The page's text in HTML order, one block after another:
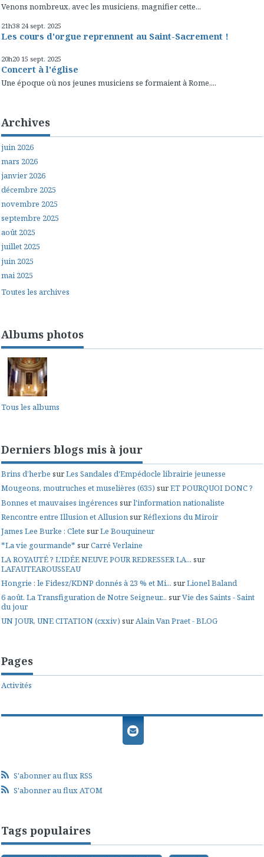
Venons nombreux, avec les musiciens, magnifier cette...
21h38 24 sept. 2025
Les cours d'orgue reprennent au Saint-Sacrement !
20h20 15 sept. 2025
Concert à l'église
Une époque où nos jeunes musiciens se formaient à Rome,...
Archives
juin 2026
mars 2026
janvier 2026
décembre 2025
novembre 2025
septembre 2025
août 2025
juillet 2025
juin 2025
mai 2025
Toutes les archives
Albums photos
Tous les albums
Derniers blogs mis à jour
Brins d’herbe surLes Sandales d'Empédocle librairie jeunesse
Mougeons, moutruches et muselières (635) surET POURQUOI DONC ?
Bonnes et mauvaises ingérences surl'information nationaliste
Rencontre entre Illusion et AllusionsurRéflexions du Miroir
James Lee Burke : Clete surLe Bouquineur
*La vie gourmande* surCarré Verlaine
LA ROYAUTÉ ? L'IDÉE NEUVE POUR REDRESSER LA... sur
LAFAUTEAROUSSEAU
Hongrie : le Fidesz/KDNP donnés à 23 % et Mi... surLionel Baland
6 août. La Transfiguration de Notre Seigneur... surVie des Saints - Saint
du jour
UN JOUR, UNE CITATION (cxxiv) surAlain Van Praet - BLOG
Pages
Activités
S'abonner au flux RSS
S'abonner au flux ATOM
Tags populaires